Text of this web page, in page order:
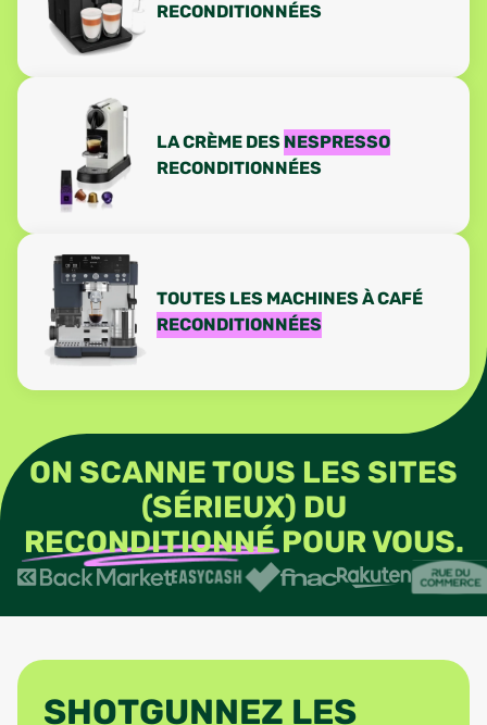
RECONDITIONNÉES
LA CRÈME DES NESPRESSO
RECONDITIONNÉES
TOUTES LES MACHINES À CAFÉ
RECONDITIONNÉES
ON SCANNE TOUS LES SITES
(SÉRIEUX) DU
RECONDITIONNÉPOUR VOUS.
SHOTGUNNEZ LES